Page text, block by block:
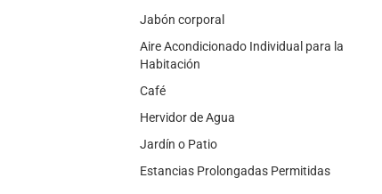
Jabón corporal
Aire Acondicionado Individual para la
Habitación
Café
Hervidor de Agua
Jardín o Patio
Estancias Prolongadas Permitidas